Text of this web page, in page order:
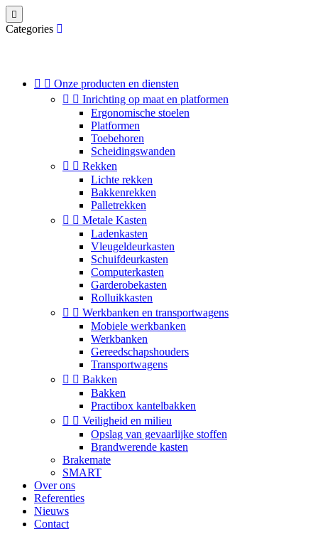

Categories
  Onze producten en diensten
  Inrichting op maat en platformen
Ergonomische stoelen
Platformen
Toebehoren
Scheidingswanden
  Rekken
Lichte rekken
Bakkenrekken
Palletrekken
  Metale Kasten
Ladenkasten
Vleugeldeurkasten
Schuifdeurkasten
Computerkasten
Garderobekasten
Rolluikkasten
  Werkbanken en transportwagens
Mobiele werkbanken
Werkbanken
Gereedschapshouders
Transportwagens
  Bakken
Bakken
Practibox kantelbakken
  Veiligheid en milieu
Opslag van gevaarlijke stoffen
Brandwerende kasten
Brakemate
SMART
Over ons
Referenties
Nieuws
Contact